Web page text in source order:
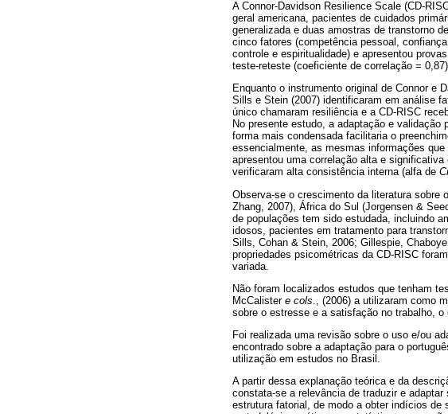
A Connor-Davidson Resilience Scale (CD-
geral americana, pacientes de cuidados
generalizada e duas amostras de transtorno
cinco fatores (competência pessoal,
controle e espiritualidade) e apresentou
teste-reteste (coeficiente de correlação =
Enquanto o instrumento original de Connor e
Sills e Stein (2007) identificaram em análise
único chamaram resiliência e a CD-RISC
No presente estudo, a adaptação e
forma mais condensada facilitaria o
essencialmente, as mesmas informações
apresentou uma correlação alta e
verificaram alta consistência interna (alfa de
Observa-se o crescimento da literatura sobre
Zhang, 2007), África do Sul (Jorgensen &
de populações tem sido estudada, incluindo
idosos, pacientes em tratamento para
Sills, Cohan & Stein, 2006; Gillespie,
propriedades psicométricas da CD-RISC
variada.
Não foram localizados estudos que tenham
McCalister e cols ., (2006) a utilizaram como
sobre o estresse e a satisfação no trabalho,
Foi realizada uma revisão sobre o uso e/ou
encontrado sobre a adaptação para o
utilização em estudos no Brasil.
A partir dessa explanação teórica e da
constata-se a relevância de traduzir e
estrutura fatorial, de modo a obter indícios de